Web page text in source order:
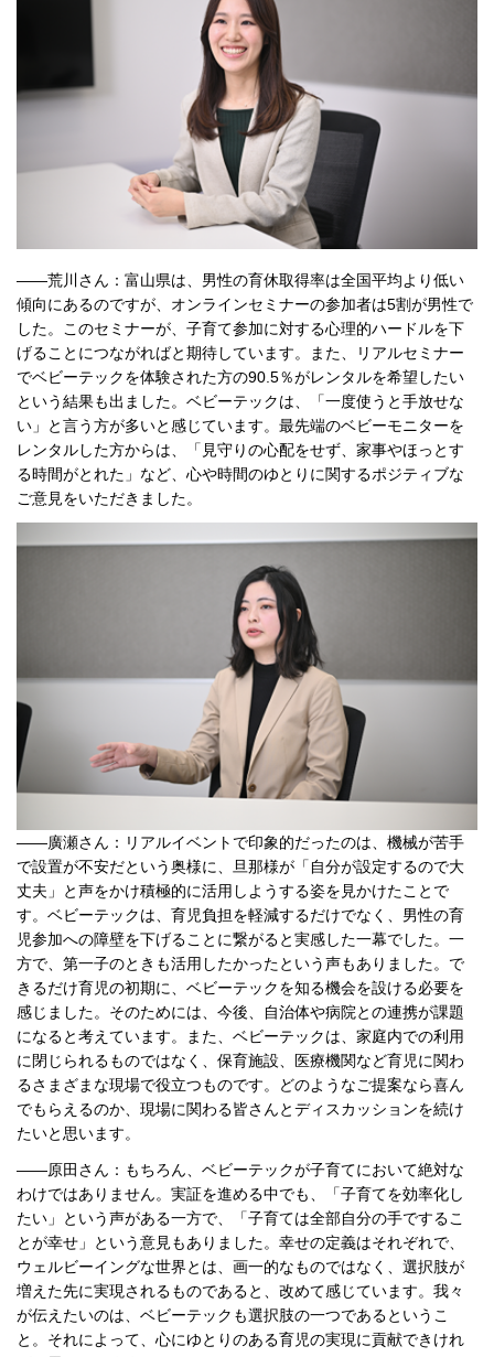
――荒川さん：富山県は、男性の育休取得率は全国平均より低い
傾向にあるのですが、オンラインセミナーの参加者は5割が男性で
した。このセミナーが、子育て参加に対する心理的ハードルを下
げることにつながればと期待しています。また、リアルセミナー
でベビーテックを体験された方の90.5％がレンタルを希望したい
という結果も出ました。ベビーテックは、「一度使うと手放せな
い」と言う方が多いと感じています。最先端のベビーモニターを
レンタルした方からは、「見守りの心配をせず、家事やほっとす
る時間がとれた」など、心や時間のゆとりに関するポジティブな
ご意見をいただきました。
――廣瀬さん：リアルイベントで印象的だったのは、機械が苦手
で設置が不安だという奥様に、旦那様が「自分が設定するので大
丈夫」と声をかけ積極的に活用しようする姿を見かけたことで
す。ベビーテックは、育児負担を軽減するだけでなく、男性の育
児参加への障壁を下げることに繋がると実感した一幕でした。一
方で、第一子のときも活用したかったという声もありました。で
きるだけ育児の初期に、ベビーテックを知る機会を設ける必要を
感じました。そのためには、今後、自治体や病院との連携が課題
になると考えています。また、ベビーテックは、家庭内での利用
に閉じられるものではなく、保育施設、医療機関など育児に関わ
るさまざまな現場で役立つものです。どのようなご提案なら喜ん
でもらえるのか、現場に関わる皆さんとディスカッションを続け
たいと思います。
――原田さん：もちろん、ベビーテックが子育てにおいて絶対な
わけではありません。実証を進める中でも、「子育てを効率化し
たい」という声がある一方で、「子育ては全部自分の手でするこ
とが幸せ」という意見もありました。幸せの定義はそれぞれで、
ウェルビーイングな世界とは、画一的なものではなく、選択肢が
増えた先に実現されるものであると、改めて感じています。我々
が伝えたいのは、ベビーテックも選択肢の一つであるというこ
と。それによって、心にゆとりのある育児の実現に貢献できけれ